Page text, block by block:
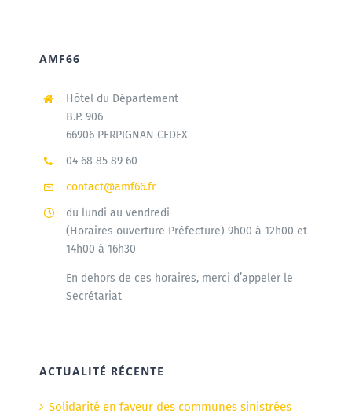
AMF66
Hôtel du Département
B.P. 906
66906 PERPIGNAN CEDEX
04 68 85 89 60
contact@amf66.fr
du lundi au vendredi
(Horaires ouverture Préfecture) 9h00 à 12h00 et
14h00 à 16h30
En dehors de ces horaires, merci d’appeler le
Secrétariat
ACTUALITÉ RÉCENTE
Solidarité en faveur des communes sinistrées